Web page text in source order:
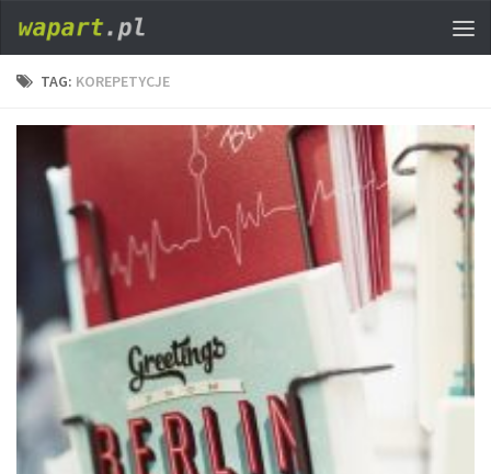
TAG: KOREPETYCJE